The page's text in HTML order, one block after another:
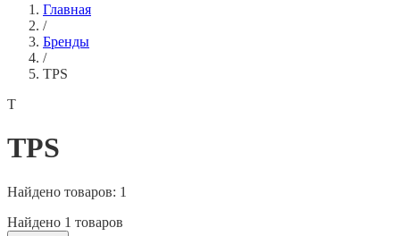
Главная
/
Бренды
/
TPS
T
TPS
Найдено товаров: 1
Найдено 1 товаров